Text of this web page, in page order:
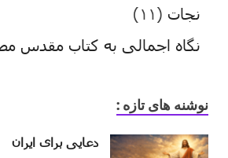
نجات (۱۱)
نگاه اجمالی به کتاب مقدس
نوشنه های تازه :
دعایی برای ایران